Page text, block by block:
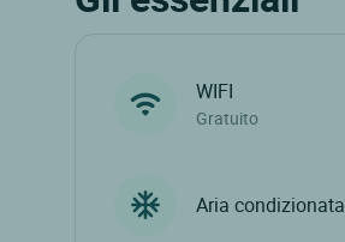
WIFI
Gratuito
Aria condizionata